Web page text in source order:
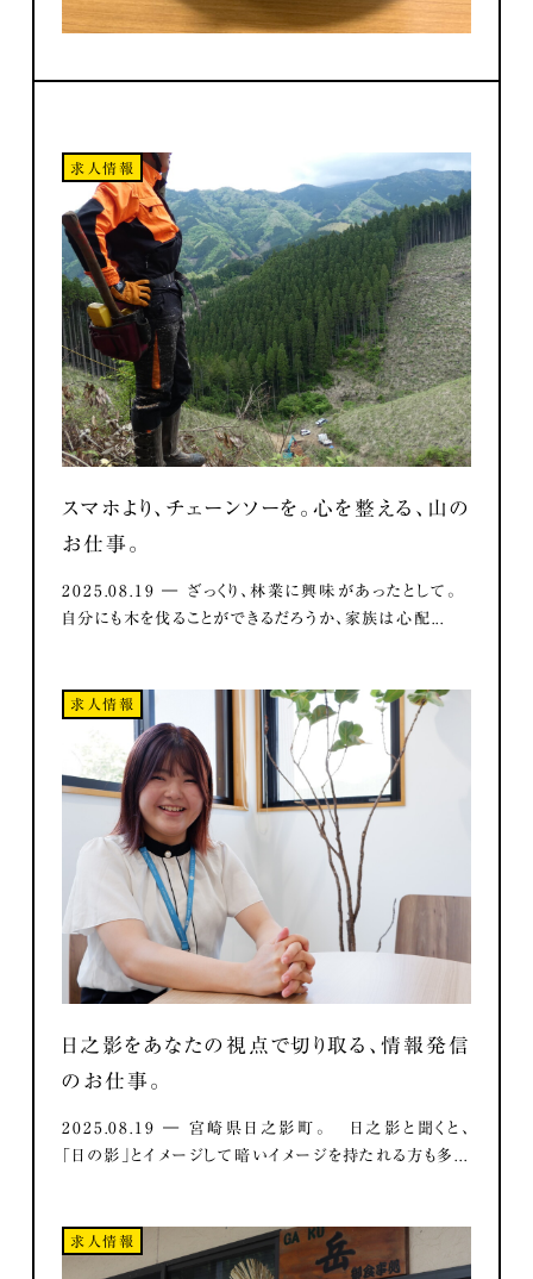
求人情報
スマホより、チェーンソーを。心を整える、山の
お仕事。
2025.08.19 ― ざっくり、林業に興味があったとして。
自分にも木を伐ることができるだろうか、家族は心配...
求人情報
日之影をあなたの視点で切り取る、情報発信
のお仕事。
2025.08.19 ― 宮崎県日之影町。 日之影と聞くと、
「日の影」とイメージして暗いイメージを持たれる方も多...
求人情報